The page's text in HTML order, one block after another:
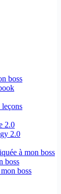
boss
leçons
2.0
2.0
à mon boss
boss
boss